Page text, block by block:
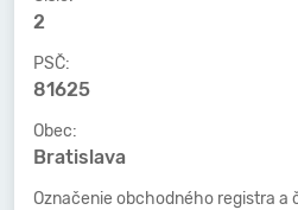
2
PSČ:
81625
Obec:
Bratislava
Označenie obchodného registra a